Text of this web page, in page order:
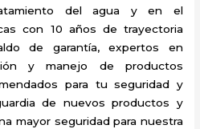
del agua y en el
con 10 años de trayectoria
de garantía, expertos en
y manejo de productos
para tu seguridad y
de nuevos productos y
mayor seguridad para nuestra